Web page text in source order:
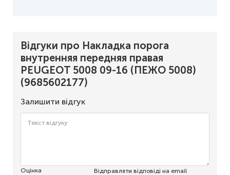
Відгуки про Накладка порога
внутренняя передняя правая
PEUGEOT 5008 09-16 (ПЕЖО 5008)
(9685602177)
Залишити відгук
Оцінка Відправляти відповіді на email